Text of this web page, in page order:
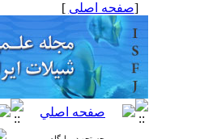
[صفحه اصلی ]